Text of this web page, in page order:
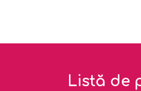
Listă de